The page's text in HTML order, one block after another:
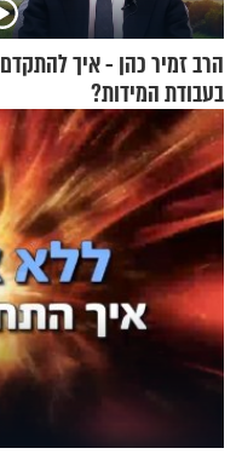
הרב זמיר כהן - איך להתקדם
בעבודת המידות?